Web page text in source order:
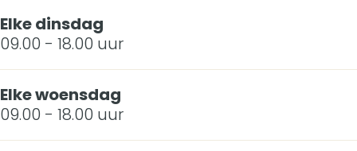
th
t h
B
r
u
n
a
Elke dinsdag
09.00 - 18.00 uur
Elke woensdag
09.00 - 18.00 uur